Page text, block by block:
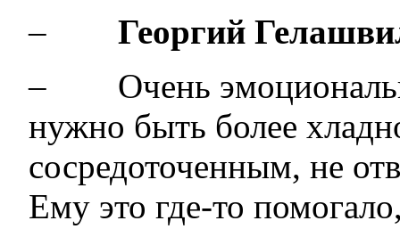
– Георгий
– Очень
нужно быть более
сосредоточенным, не
Ему это где-то